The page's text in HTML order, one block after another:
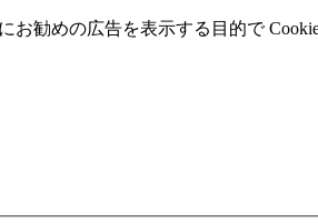
勧めの広告を表⽰する⽬的で